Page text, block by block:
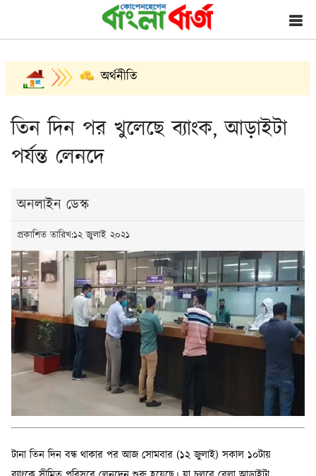
অর্থনীতি
তিন দিন পর খুলেছে ব্যাংক, আড়াইটা
পর্যন্ত লেনদে
অনলাইন ডেস্ক
প্রকাশিত তারিখ:১২ জুলাই ২০২১